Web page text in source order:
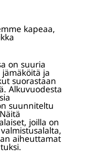
kapeaa,
on suuria
ja
suorastaan
Alkuvuodesta
suunniteltu
joilla on
aiheuttamat